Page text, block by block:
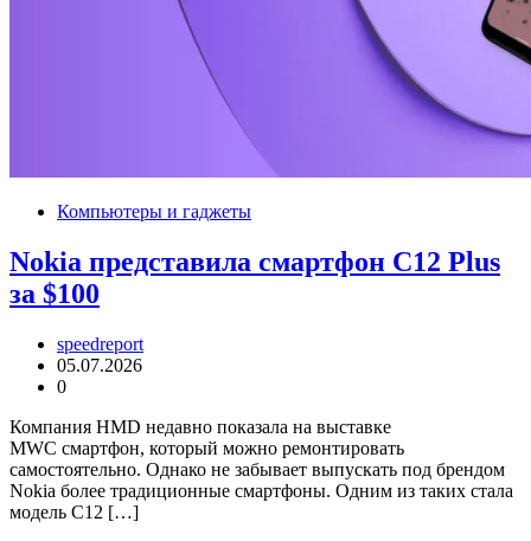
Компьютеры и гаджеты
Nokia представила смартфон C12 Plus
за $100
speedreport
05.07.2026
0
Компания HMD недавно показала на выставке
MWC смартфон, который можно ремонтировать
самостоятельно. Однако не забывает выпускать под брендом
Nokia более традиционные смартфоны. Одним из таких стала
модель C12 […]